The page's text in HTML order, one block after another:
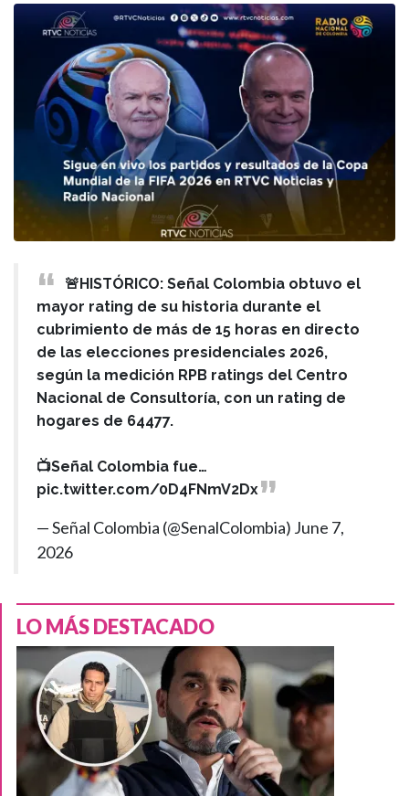
🚨HISTÓRICO: Señal Colombia obtuvo el
mayor rating de su historia durante el
cubrimiento de más de 15 horas en directo
de las elecciones presidenciales 2026,
según la medición RPB ratings del Centro
Nacional de Consultoría, con un rating de
hogares de 64477.
📺Señal Colombia fue…
pic.twitter.com/0D4FNmV2Dx
— Señal Colombia (@SenalColombia) June 7,
2026
LO MÁS DESTACADO